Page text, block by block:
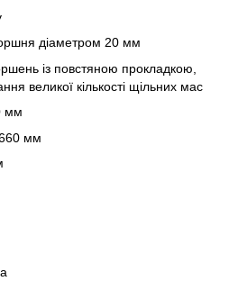
діаметром 20 мм
із повстяною прокладкою,
великої кількості щільних мас
мм
мм